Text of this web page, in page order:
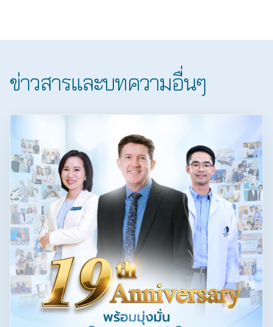
ข่าวสารและบทความอื่นๆ